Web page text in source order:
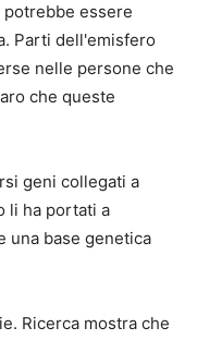
essere
Parti dell'emisfero
nelle persone che
che queste
geni collegati a
li ha portati a
una base genetica
Ricerca mostra che